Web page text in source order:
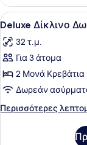
Προβολή
όλων
των
φωτογραφιών
για
Deluxe
Δίκλινο
Δωμάτιο
6
Deluxe Δίκλινο
32 τ.μ.
Για 3 άτομα
2 Μονά Κρεβάτια
Δωρεάν
Περισσότερες
Περισσότερες